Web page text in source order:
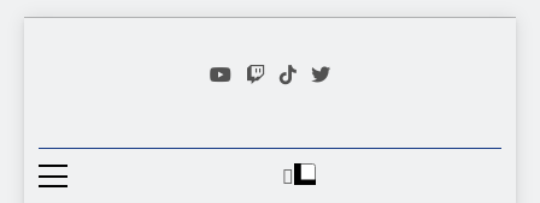
Random
Videojuego Favorito